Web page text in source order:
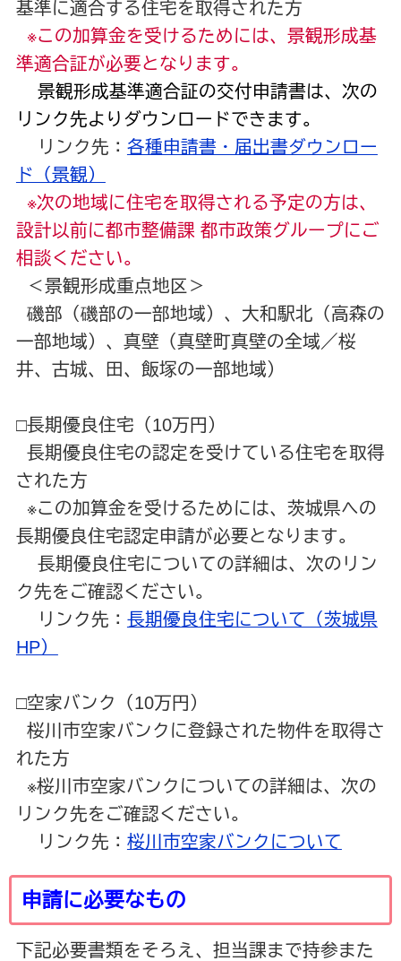
基準に適合する住宅を取得された方
※この加算金を受けるためには、景観形成基
準適合証が必要となります。
景観形成基準適合証の交付申請書は、次の
リンク先よりダウンロードできます。
リンク先： 各種申請書・届出書ダウンロー
ド（景観）
※次の地域に住宅を取得される予定の方は、
設計以前に都市整備課 都市政策グループにご
相談ください。
＜景観形成重点地区＞
磯部（磯部の一部地域）、大和駅北（高森の
一部地域）、真壁（真壁町真壁の全域／桜
井、古城、田、飯塚の一部地域）
□長期優良住宅（10万円）
長期優良住宅の認定を受けている住宅を取得
された方
※この加算金を受けるためには、茨城県への
長期優良住宅認定申請が必要となります。
長期優良住宅についての詳細は、次のリン
ク先をご確認ください。
リンク先： 長期優良住宅について（茨城県
HP）
□空家バンク（10万円）
桜川市空家バンクに登録された物件を取得さ
れた方
※桜川市空家バンクについての詳細は、次の
リンク先をご確認ください。
リンク先： 桜川市空家バンクについて
申請に必要なもの
下記必要書類をそろえ、担当課まで持参また